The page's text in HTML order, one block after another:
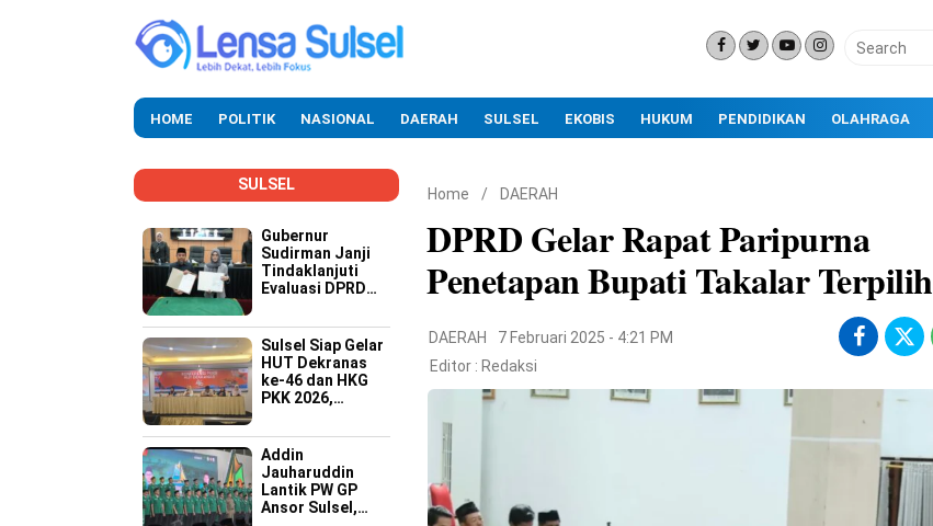
HOME POLITIK NASIONAL DAERAH SULSEL EKOBIS HUKUM PENDIDIKAN OLAHRAGA
SULSEL
Gubernur
Sudirman Janji
Tindaklanjuti
Evaluasi DPRD
Buruk OPD
Sulsel Siap Gelar
HUT Dekranas
ke-46 dan HKG
PKK 2026,
Promosi Wastra-
Kriya hingga
Dongkrak
Ekonomi Daerah
Addin
Jauharuddin
Lantik PW GP
Ansor Sulsel,
Home / DAERAH
DPRD Gelar Rapat Paripurna
Penetapan Bupati Takalar Terpilih
DAERAH
7 Februari 2025 - 4:21 PM
Editor : Redaksi